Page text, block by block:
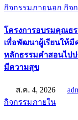
กิจกรรมภายนอก กิจ
โครงการอบรมคุณธร
เพื่อพัฒนาผู้เรียนให้
หลักธรรมคำสอนไปป
มีความสุข
ส.ค. 4, 2026
กิจกรรมภายใน